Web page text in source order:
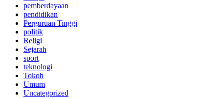
pemberdayaan
pendidikan
Perguruan Tinggi
politik
Religi
Sejarah
sport
teknologi
Tokoh
Umum
Uncategorized